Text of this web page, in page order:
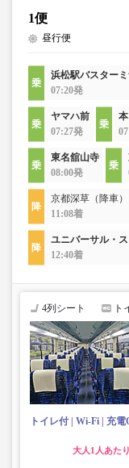
1便
昼行便
浜松駅バスター
07:20発
ヤマハ前
07:27発
東名舘山寺
08:00発
京都深草（降車）
11:08着
ユニバーサル・
12:40着
4列シート ト
トイレ付 Wi-Fi 充電
大人